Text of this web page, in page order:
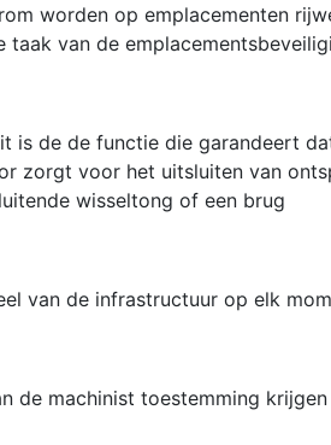
worden op emplacementen
van de
is de de functie die garandeert
zorgt voor het uitsluiten van
wisseltong of een brug
van de infrastructuur op elk
de machinist toestemming